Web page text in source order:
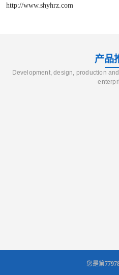
http://www.shyhrz.com
产品
Development, design, production
您是第